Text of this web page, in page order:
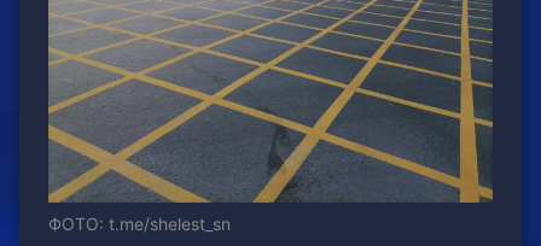
ФОТО: t.me/shelest_sn